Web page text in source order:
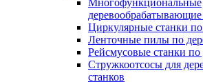
Многофункциональные
деревообрабатывающие
Циркулярные станки по
Ленточные пилы по
Рейсмусовые станки по
Стружкоотсосы для
станков